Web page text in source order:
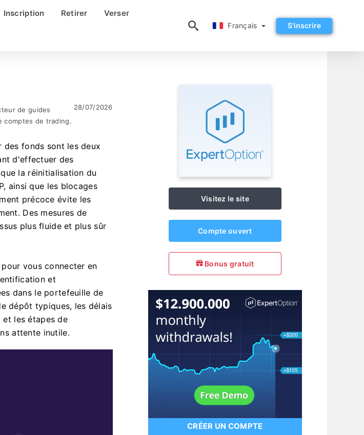
Inscription Retirer Verser
Français S'inscrire
de guides
comptes de trading.
28/07/2026
fonds sont les deux
d'effectuer des
la réinitialisation du
ainsi que les blocages
précoce évite les
Des mesures de
plus fluide et plus sûr
vous connecter en
et
dans le portefeuille de
dépôt typiques, les délais
les étapes de
attente inutile.
Visitez le site
Compte ouvert
Bonus gratuit
CRÉER UN COMPTE